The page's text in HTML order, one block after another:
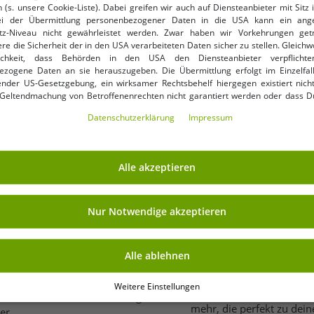
Damen ebay Fußball-Fan-Shirt
Baumwoll-Rundhals-Shirt mit
Rückennummer DFB
Deutschland-Shirt
Jubelsommer 900418 Weiß
UVP: 14,90 €* 0,99 €
In den Warenkorb
Accessoires, die perfekt zu
die mit Qualität, Design
Nachhaltigkeit im Blick:
Auch wenn wir nicht
fairen und
Partnermarken setzen
kannst.
Unsere Produktpalette:
Bekleidung für jeden
Trends von bekannten
mehr, die perfekt zu
(s. unsere Cookie-Liste). Dabei greifen wir auch auf Diensteanbieter mit Sitz
der Übermittlung personenbezogener Daten in die USA kann ein
Niveau nicht gewährleistet werden. Zwar haben wir Vorkehrungen
die Sicherheit der in den USA verarbeiteten Daten sicher zu stellen.
dass Behörden in den USA den Diensteanbieter
Daten an sie herauszugeben. Die Übermittlung erfolgt im
US-Gesetzgebung, ein wirksamer Rechtsbehelf hiergegen existiert
von Betroffenenrechten nicht garantiert werden oder dass
in die USA für einverstanden (s.a. unsere Datenschutzerklärung). Du hast
erklären oder unter „Weitere Einstellungen“ an Deine Wünsche
kannst Du jederzeit über „Datenschutz-Einstellungen“ am Ende jeder
die Zukunft widerrufen oder ändern.
Daten­schutz­erklärung Impressum
Alle akzeptieren
Nur Notwendige akzeptieren
Alle ablehnen
Weitere Einstellungen